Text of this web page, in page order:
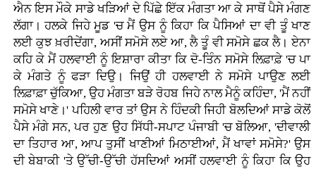
ਐਨ ਇਸ ਮੌਕੇ ਸਾਡੇ ਖੜਿਆਂ ਦੇ ਪਿੱਛੇ ਇੱਕ ਮੰਗਤਾ ਆ ਕੇ ਸਾਥੋਂ ਪੈਸੇ ਮੰਗਣ
ਲੱਗਾ। ਹਲਕੇ ਜਿਹੇ ਮੂਡ 'ਚ ਮੈਂ ਉਸ ਨੂੰ ਕਿਹਾ ਕਿ ਪੈਸਿਆਂ ਦਾ ਵੀ ਤੂੰ ਖਾਣ
ਲਈ ਕੁਝ ਖ਼ਰੀਦੇਂਗਾ, ਅਸੀਂ ਸਮੋਸੇ ਲਏ ਆ, ਲੈ ਤੂੰ ਵੀ ਸਮੋਸੇ ਛਕ ਲੈ। ਏਨਾ
ਕਹਿ ਕੇ ਮੈਂ ਹਲਵਾਈ ਨੂੰ ਇਸ਼ਾਰਾ ਕੀਤਾ ਕਿ ਦੋ-ਤਿੰਨ ਸਮੋਸੇ ਲਿਫ਼ਾਫ਼ੇ 'ਚ ਪਾ
ਕੇ ਮੰਗਤੇ ਨੂੰ ਫੜਾ ਦਿਉ। ਜਿਉਂ ਹੀ ਹਲਵਾਈ ਨੇ ਸਮੋਸੇ ਪਾਉਣ ਲਈ
ਲਿਫ਼ਾਫ਼ਾ ਚੁੱਕਿਆ, ਉਹ ਮੰਗਤਾ ਬੜੇ ਰੋਹਬ ਜਿਹੇ ਨਾਲ ਮੈਨੂੰ ਕਹਿੰਦਾ, 'ਮੈਂ ਨਹੀਂ
ਸਮੋਸੇ ਖਾਣੇ।' ਪਹਿਲੀ ਵਾਰ ਤਾਂ ਉਸ ਨੇ ਹਿੰਦਕੀ ਜਿਹੀ ਬੋਲਦਿਆਂ ਸਾਡੇ ਕੋਲੋਂ
ਪੈਸੇ ਮੰਗੇ ਸਨ, ਪਰ ਹੁਣ ਉਹ ਸਿੱਧੀ-ਸਪਾਟ ਪੰਜਾਬੀ 'ਚ ਬੋਲਿਆ, 'ਦੀਵਾਲੀ
ਦਾ ਤਿਹਾਰ ਆ, ਆਪ ਤੁਸੀਂ ਖਾਣੀਆਂ ਮਿਠਾਈਆਂ, ਮੈਂ ਖਾਵਾਂ ਸਮੋਸੇ?' ਉਸ
ਦੀ ਬੇਬਾਕੀ 'ਤੇ ਉੱਚੀ-ਉੱਚੀ ਹੱਸਦਿਆਂ ਅਸੀਂ ਹਲਵਾਈ ਨੂੰ ਕਿਹਾ ਕਿ ਉਹ